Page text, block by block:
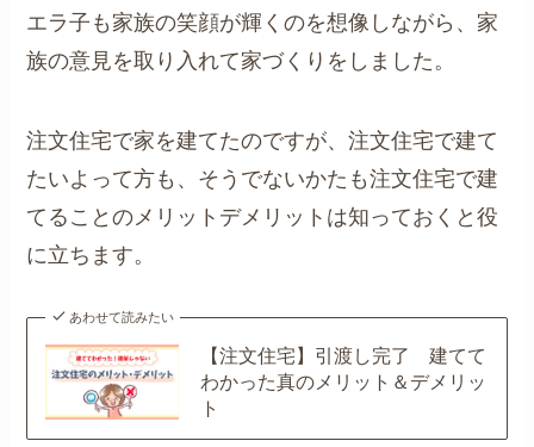
エラ子も家族の笑顔が輝くのを想像しながら、家
族の意見を取り入れて家づくりをしました。
注文住宅で家を建てたのですが、注文住宅で建て
たいよって方も、そうでないかたも注文住宅で建
てることのメリットデメリットは知っておくと役
に立ちます。
あわせて読みたい
【注文住宅】引渡し完了 建てて
わかった真のメリット＆デメリッ
ト